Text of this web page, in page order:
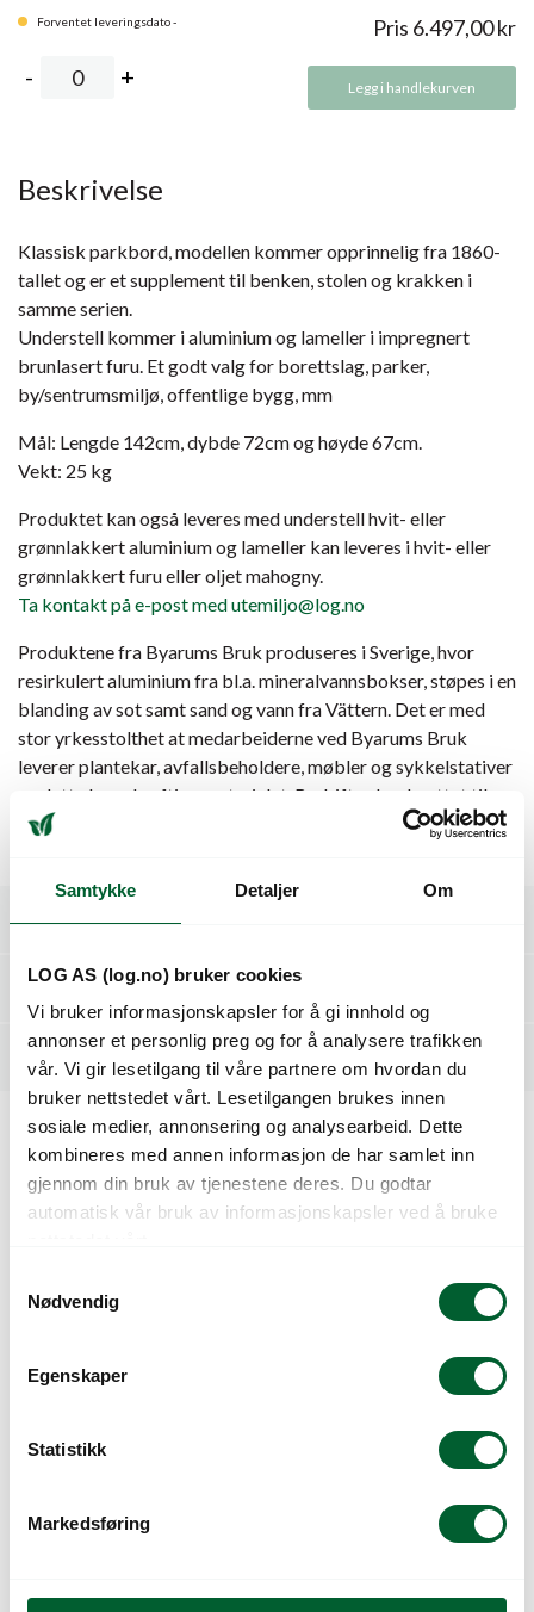
Samtykke Detaljer Om
LOG AS (log.no) bruker cookies
Vi bruker informasjonskapsler for å gi innhold og
annonser et personlig preg og for å analysere trafikken
vår. Vi gir lesetilgang til våre partnere om hvordan du
bruker nettstedet vårt. Lesetilgangen brukes innen
sosiale medier, annonsering og analysearbeid. Dette
kombineres med annen informasjon de har samlet inn
gjennom din bruk av tjenestene deres. Du godtar
automatisk vår bruk av informasjonskapsler ved å bruke
Nødvendig
Egenskaper
Statistikk
Markedsføring
Forventet leveringsdato - Pris 6.497,00kr
Legg i handlekurven
Beskrivelse
Klassisk parkbord, modellen kommer opprinnelig fra 1860-
tallet og er et supplement til benken, stolen og krakken i
samme serien.
Understell kommer i aluminium og lameller i impregnert
brunlasert furu. Et godt valg for borettslag, parker,
by/sentrumsmiljø, offentlige bygg, mm
Mål: Lengde 142cm, dybde 72cm og høyde 67cm.
Vekt: 25 kg
Produktet kan også leveres med understell hvit- eller
grønnlakkert aluminium og lameller kan leveres i hvit- eller
grønnlakkert furu eller oljet mahogny.
Ta kontakt på e-post med utemiljo@log.no
Produktene fra Byarums Bruk produseres i Sverige, hvor
resirkulert aluminium fra bl.a. mineralvannsbokser, støpes i en
blanding av sot samt sand og vann fra Vättern. Det er med
stor yrkesstolthet at medarbeiderne ved Byarums Bruk
leverer plantekar, avfallsbeholdere, møbler og sykkelstativer
av dette bærekraftige materialet. Bedriften har knyttet til
seg dyktige designere, og har et klart definert formspråk som
Spesifikasjoner
Dokumenter / Nedlastninger
Relaterte produkter
Kunder så også på
SVARTLAKKERT,
BYARUM BENK STOL,
BRUNLASERT FURU